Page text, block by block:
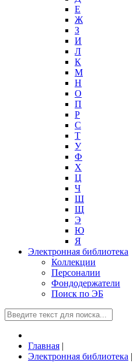
Е
Ж
З
И
Л
К
М
Н
О
П
Р
С
Т
У
Ф
Х
Ц
Ч
Ш
Щ
Э
Ю
Я
Электронная библиотека
Коллекции
Персоналии
Фондодержатели
Поиск по ЭБ
Главная |
Электронная библиотека |